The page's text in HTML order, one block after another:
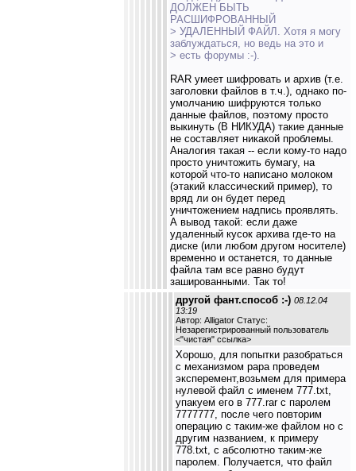
ДОЛЖЕН БЫТЬ
РАСШИФРОВАННЫЙ
> УДАЛЕННЫЙ ФАЙЛ. Хотя я могу
заблуждаться, но ведь на это и
> есть форумы :-).
RAR умеет шифровать и архив (т.е.
заголовки файлов в т.ч.), однако по-
умолчанию шифруются только
данные файлов, поэтому просто
выкинуть (В НИКУДА) такие данные
не составляет никакой проблемы.
Аналогия такая -- если кому-то надо
просто уничтожить бумагу, на
которой что-то написано молоком
(этакий классический пример), то
вряд ли он будет перед
уничтожением надпись проявлять.
А вывод такой: если даже
удаленный кусок архива где-то на
диске (или любом другом носителе)
временно и останется, то данные
файла там все равно будут
зашированными. Так то!
другой фант.способ :-) 08.12.04
13:19
Автор: Alligator Статус:
Незарегистрированный пользователь
<"чистая" ссылка>
Хорошо, для попытки разобраться
с механизмом рара проведем
эксперемент,возьмем для примера
нулевой файл с именем 777.txt,
упакуем его в 777.rar с паролем
7777777, после чего повторим
операцию с таким-же файлом но с
другим названием, к примеру
778.txt, с абсолютно таким-же
паролем. Получается, что файл